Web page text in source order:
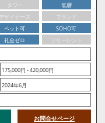
タワー
低層
デザイナーズ
ブランド
ペット可
SOHO可
礼金ゼロ
フリーレント
175,000円 - 420,000円
2024年6月
お問合せページ